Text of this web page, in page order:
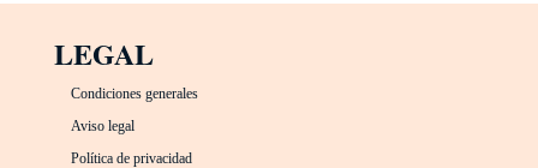
LEGAL
Condiciones generales
Aviso legal
Política de privacidad